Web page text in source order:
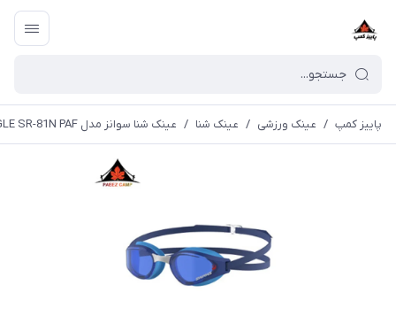
پاییز کمپ / عینک ورزشی / عینک شنا / عینک شنا سوانز مدل SWANS GOGGLE SR-81N PAF